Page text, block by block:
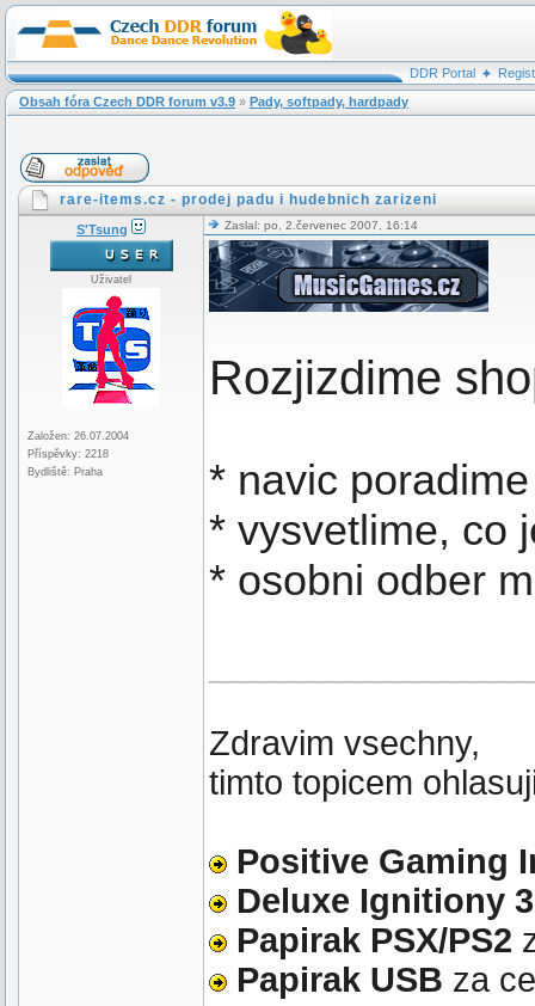
DDR Portal
Obsah fóra Czech DDR forum v3.9 » Pady, softpady, hardpady
rare-items.cz - prodej padu i hudebnich zarizeni
S'Tsung
Uživatel
Založen: 26.07.2004
Příspěvky: 2218
Bydliště: Praha
Zaslal: po, 2.červenec 2007, 16:14
Rozjizdime
* navic
* vysvetlime, co
* osobni odber
Zdravim vsechny,
timto topicem
Positive Gaming
Deluxe Ignitiony
Papirak PSX/PS2
Papirak USB za